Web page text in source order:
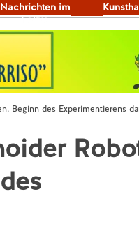
Nachrichten im
Fokus
Beginn des Experimentierens